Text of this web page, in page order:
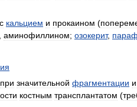
с кальцием и прокаином (
аминофиллином; озокерит,
при значительной фрагментации и
костным трансплантатом (